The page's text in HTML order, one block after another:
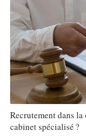
Recrutement dans
cabinet spécialisé ?